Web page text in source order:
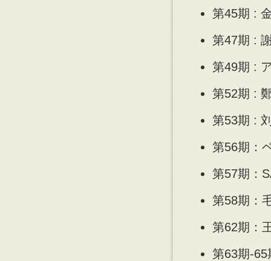
第45期 :
第47期 :
第49期 :
第52期 :
第53期 :
第56期：
第57期：
第58期：
第62期：
第63期-65